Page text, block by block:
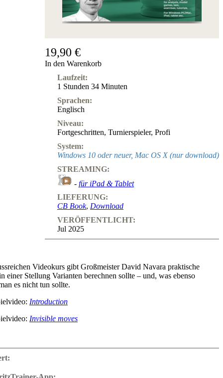
19,90 €
In den Warenkorb
Laufzeit:
1 Stunden 34 Minuten
Sprachen:
Englisch
Niveau:
Fortgeschritten, Turnierspieler, Profi
System:
Windows 10 oder neuer, Mac OS X (nur download)
STREAMING:
- für iPad & Tablet
LIEFERUNG:
CB Book, Download
VERÖFFENTLICHT:
Jul 2025
Videokurs gibt Großmeister David Navara praktische
einer Stellung Varianten berechnen sollte – und, was ebenso
es nicht tun sollte.
Introduction
Invisible moves
Züge besser sind als tiefes Rechnen